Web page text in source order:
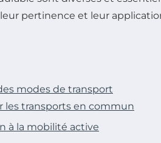
pertinence et leur
modes de transport
les transports en commun
à la mobilité active